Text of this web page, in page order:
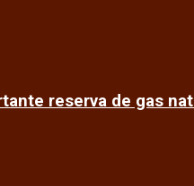
reserva de gas